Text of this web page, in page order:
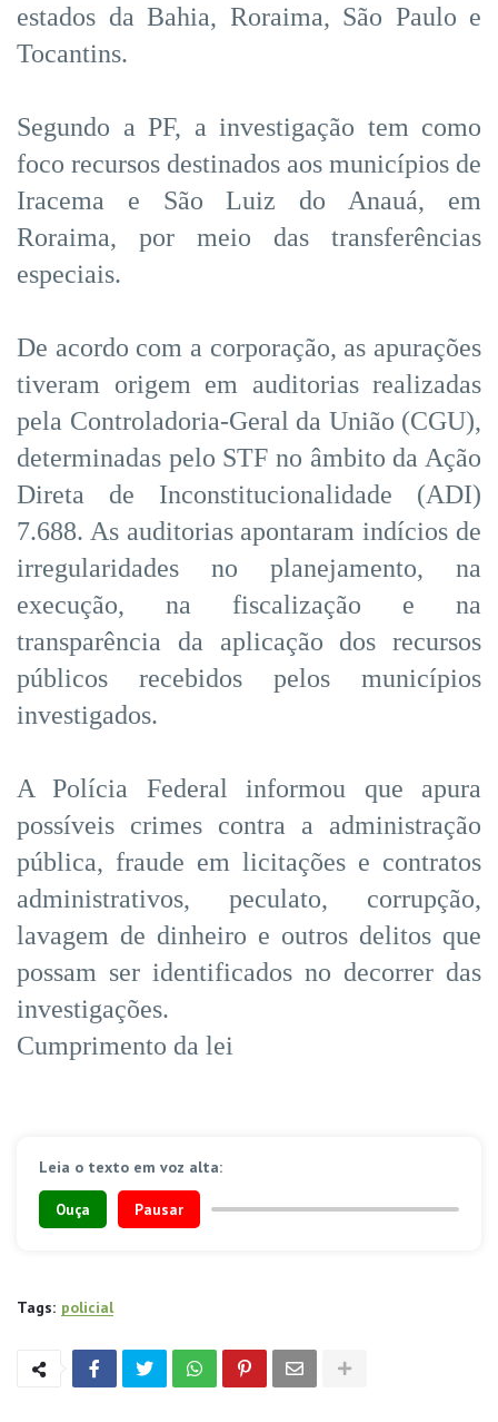
estados da Bahia, Roraima, São Paulo e
Tocantins.
Segundo a PF, a investigação tem como
foco recursos destinados aos municípios de
Iracema e São Luiz do Anauá, em
Roraima, por meio das transferências
especiais.
De acordo com a corporação, as apurações
tiveram origem em auditorias realizadas
pela Controladoria-Geral da União (CGU),
determinadas pelo STF no âmbito da Ação
Direta de Inconstitucionalidade (ADI)
7.688. As auditorias apontaram indícios de
irregularidades no planejamento, na
execução, na fiscalização e na
transparência da aplicação dos recursos
públicos recebidos pelos municípios
investigados.
A Polícia Federal informou que apura
possíveis crimes contra a administração
pública, fraude em licitações e contratos
administrativos, peculato, corrupção,
lavagem de dinheiro e outros delitos que
possam ser identificados no decorrer das
investigações.
Cumprimento da lei
Leia o texto em voz alta:
Ouça Pausar
Tags: policial